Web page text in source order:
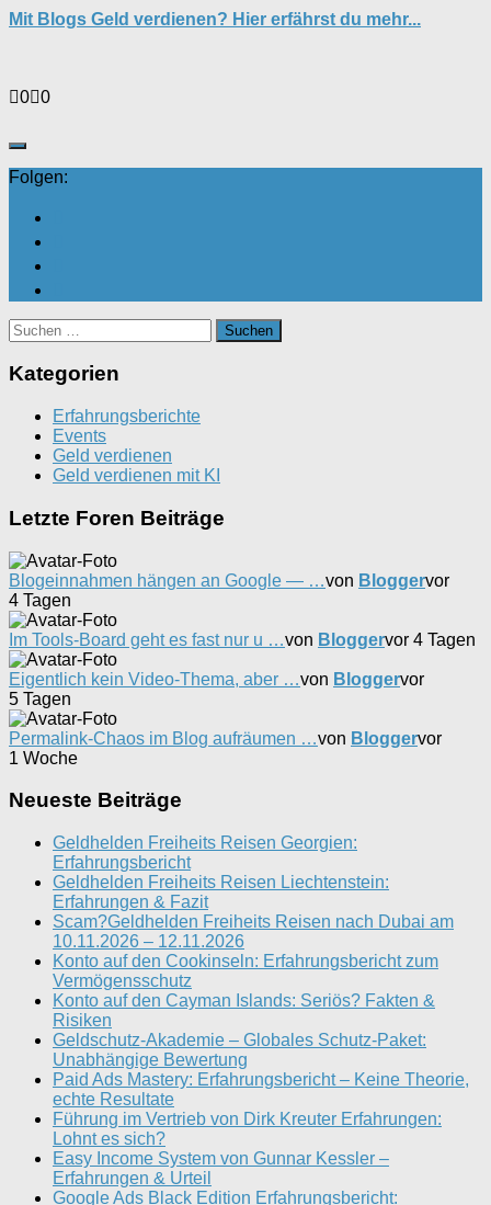
Mit Blogs Geld verdienen? Hier erfährst du mehr...
Anklicken
nach
unten.
0 Anklicken
oben.
0
Folgen:
Suchen
nach:
Kategorien
Erfahrungsberichte
Events
Geld verdienen
Geld verdienen mit KI
Letzte Foren Beiträge
Blogeinnahmen hängen an Google — …von Bloggervor
4 Tagen
Im Tools-Board geht es fast nur u …von Bloggervor 4 Tagen
Eigentlich kein Video-Thema, aber …von Bloggervor
5 Tagen
Permalink-Chaos im Blog aufräumen …von Bloggervor
1 Woche
Neueste Beiträge
Geldhelden Freiheits Reisen Georgien:
Erfahrungsbericht
Geldhelden Freiheits Reisen Liechtenstein:
Erfahrungen & Fazit
Scam?Geldhelden Freiheits Reisen nach Dubai am
10.11.2026 – 12.11.2026
Konto auf den Cookinseln: Erfahrungsbericht zum
Vermögensschutz
Konto auf den Cayman Islands: Seriös? Fakten &
Risiken
Geldschutz-Akademie – Globales Schutz-Paket:
Unabhängige Bewertung
Paid Ads Mastery: Erfahrungsbericht – Keine Theorie,
echte Resultate
Führung im Vertrieb von Dirk Kreuter Erfahrungen:
Lohnt es sich?
Easy Income System von Gunnar Kessler –
Erfahrungen & Urteil
Google Ads Black Edition Erfahrungsbericht: